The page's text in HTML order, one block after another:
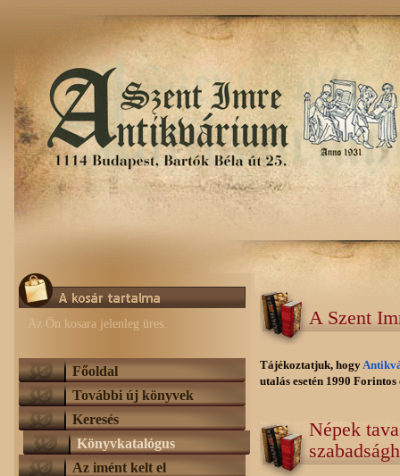
Az Ön kosara jelenleg üres.
Főoldal
További új könyvek
Keresés
Könyvkatalógus
Az imént kelt el
A Szent
Tájékoztatjuk, hogy
utalás esetén 1990
Népek